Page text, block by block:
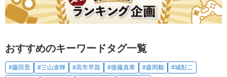
おすすめのキーワードタグ一覧
#藤田晋 #三山凌輝 #高市早苗 #後藤真希 #森岡毅
#城彰二